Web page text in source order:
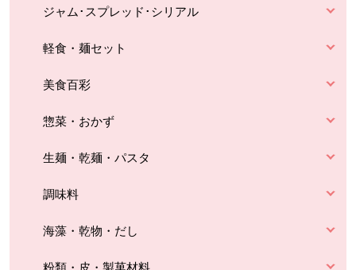
ジャム･スプレッド･シリアル
軽食・麺セット
美食百彩
惣菜・おかず
生麺・乾麺・パスタ
調味料
海藻・乾物・だし
粉類・皮・製菓材料